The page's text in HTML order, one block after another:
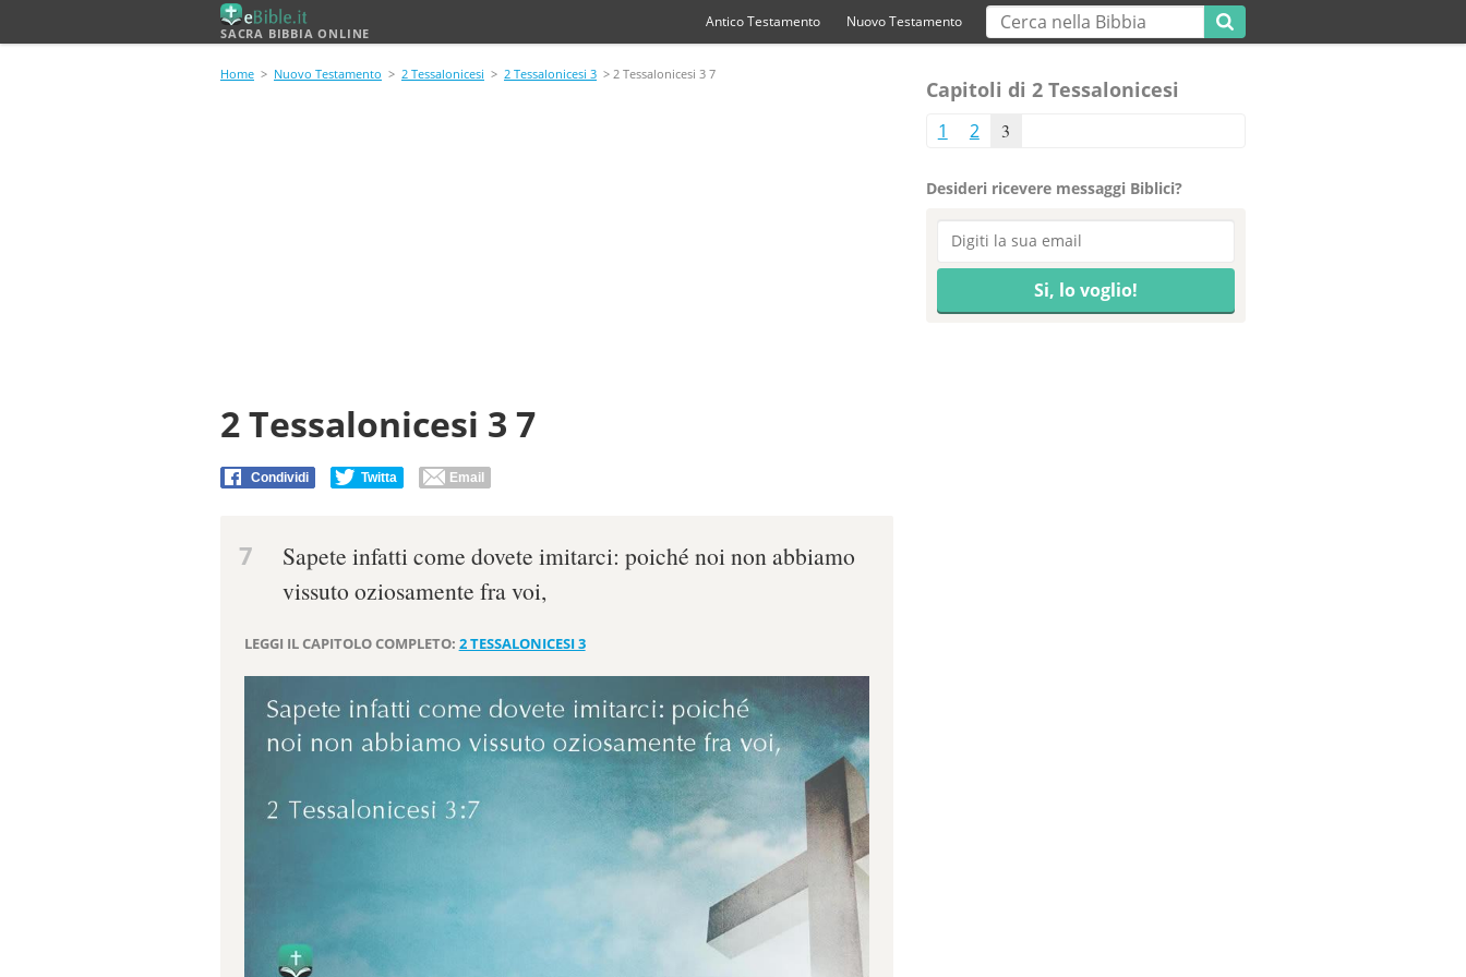
SACRA BIBBIA ONLINE
Antico Testamento Nuovo Testamento
Home > Nuovo Testamento > 2 Tessalonicesi > 2 Tessalonicesi 3 > 2 Tessalonicesi 3 7
2 Tessalonicesi 3 7
Condividi Twitta Email
7
Sapete infatti come dovete imitarci: poiché noi non abbiamo
vissuto oziosamente fra voi,
LEGGI IL CAPITOLO COMPLETO: 2 TESSALONICESI 3
Capitoli di 2 Tessalonicesi
1 2 3
Desideri ricevere messaggi Biblici?